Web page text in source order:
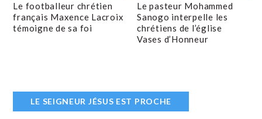
Le footballeur chrétien
français Maxence Lacroix
témoigne de sa foi
Le pasteur Mohammed
Sanogo interpelle les
chrétiens de l’église
Vases d’Honneur
LE SEIGNEUR JÉSUS EST PROCHE